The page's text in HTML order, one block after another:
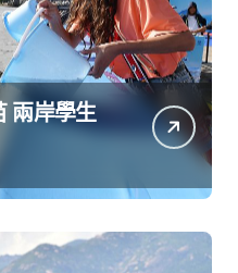
兩岸學生